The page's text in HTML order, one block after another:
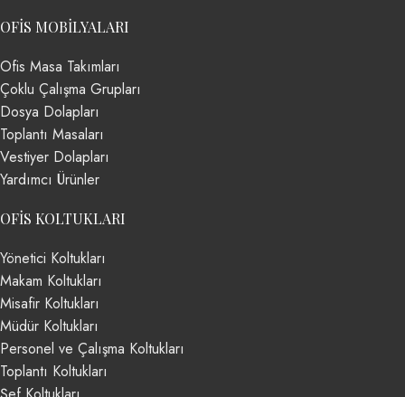
OFIS MOBILYALARI
Ofis Masa Takımları
Çoklu Çalışma Grupları
Dosya Dolapları
Toplantı Masaları
Vestiyer Dolapları
Yardımcı Ürünler
OFIS KOLTUKLARI
Yönetici Koltukları
Makam Koltukları
Misafir Koltukları
Müdür Koltukları
Personel ve Çalışma Koltukları
Toplantı Koltukları